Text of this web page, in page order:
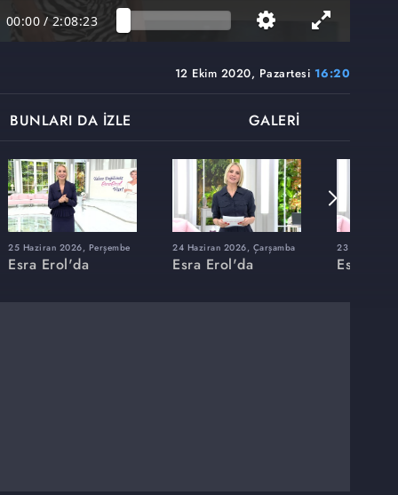
00:00 / 2:08:23
12 Ekim 2020, Pazartesi 16:20
BUNLARI DA İZLE GALERİ
25 Haziran 2026, Perşembe
Esra Erol'da
24 Haziran 2026, Çarşamba
Esra Erol'da
23 Haziran
Esra